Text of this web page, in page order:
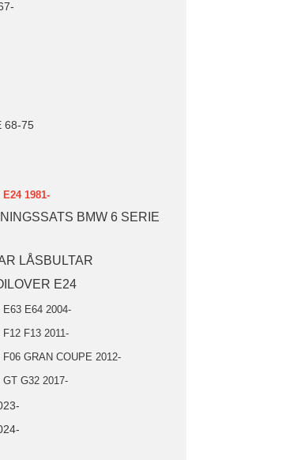
68-75
1981-
BMW 6 SERIE
LÅSBULTAR
E24
E64 2004-
F13 2011-
GRAN COUPE 2012-
G32 2017-